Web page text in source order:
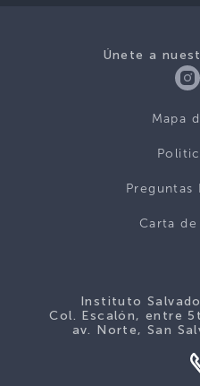
Únete a
Mapa
Preguntas
Carta
Instituto
Col. Escalón, entre
av. Norte, San